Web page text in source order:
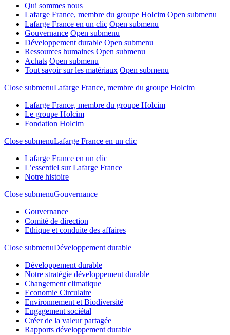
Qui sommes nous
Lafarge France, membre du groupe Holcim Open submenu
Lafarge France en un clic Open submenu
Gouvernance Open submenu
Développement durable Open submenu
Ressources humaines Open submenu
Achats Open submenu
Tout savoir sur les matériaux Open submenu
Close submenuLafarge France, membre du groupe Holcim
Lafarge France, membre du groupe Holcim
Le groupe Holcim
Fondation Holcim
Close submenuLafarge France en un clic
Lafarge France en un clic
L’essentiel sur Lafarge France
Notre histoire
Close submenuGouvernance
Gouvernance
Comité de direction
Ethique et conduite des affaires
Close submenuDéveloppement durable
Développement durable
Notre stratégie développement durable
Changement climatique
Economie Circulaire
Environnement et Biodiversité
Engagement sociétal
Créer de la valeur partagée
Rapports développement durable